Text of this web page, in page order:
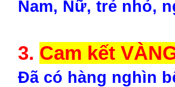
Nam, Nữ, trẻ nhỏ,
3. Cam kết
Đã có hàng nghìn